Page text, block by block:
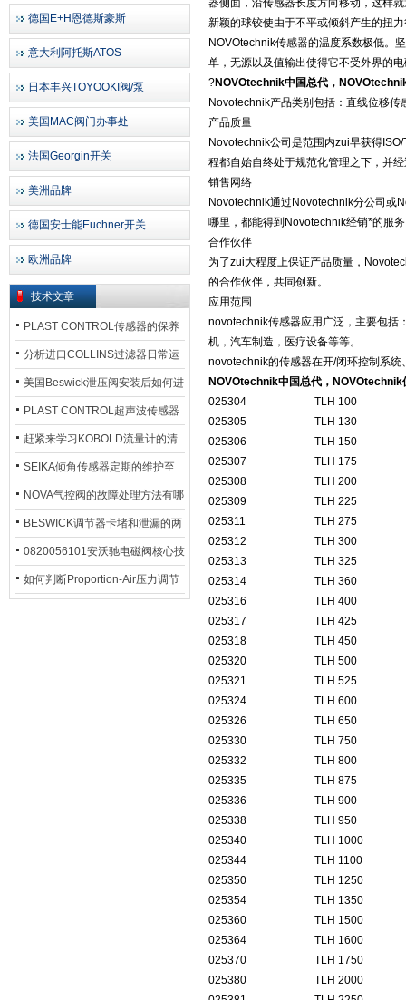
德国E+H恩德斯豪斯
意大利阿托斯ATOS
日本丰兴TOYOOKI阀/泵
美国MAC阀门办事处
法国Georgin开关
美洲品牌
德国安士能Euchner开关
欧洲品牌
技术文章
PLAST CONTROL传感器的保养
方法
分析进口COLLINS过滤器日常运
行排污步骤
美国Beswick泄压阀安装后如何进
行调试?
PLAST CONTROL超声波传感器
工作原理了解吗？
赶紧来学习KOBOLD流量计的清
洗流程吧
SEIKA倾角传感器定期的维护至
关重要
NOVA气控阀的故障处理方法有哪
些？
BESWICK调节器卡堵和泄漏的两
大问题解决措施
0820056101安沃驰电磁阀核心技
术参数
如何判断Proportion-Air压力调节
器侧面，沿传感器长度方向移动，这样
新颖的球铰使由于不平或倾斜产生的扭
NOVOtechnik传感器的温度系数极低。
单，无源以及值输出使得它不受外界的
?NOVOtechnik中国总代，
Novotechnik产品类别包括：直线位移
产品质量
Novotechnik公司是范围内zui早获得
程都自始自终处于规范化管理之下，并
销售网络
Novotechnik通过Novotechnik分公司或
哪里，都能得到Novotechnik经销*的服
合作伙伴
为了zui大程度上保证产品质量，
的合作伙伴，共同创新。
应用范围
novotechnik传感器应用广泛，主要包括
机，汽车制造，医疗设备等等。
novotechnik的传感器在开/闭环控制系
NOVOtechnik中国总代，NOVOtechnik
025304
TLH 100
025305
TLH 130
025306
TLH 150
025307
TLH 175
025308
TLH 200
025309
TLH 225
025311
TLH 275
025312
TLH 300
025313
TLH 325
025314
TLH 360
025316
TLH 400
025317
TLH 425
025318
TLH 450
025320
TLH 500
025321
TLH 525
025324
TLH 600
025326
TLH 650
025330
TLH 750
025332
TLH 800
025335
TLH 875
025336
TLH 900
025338
TLH 950
025340
TLH 1000
025344
TLH 1100
025350
TLH 1250
025354
TLH 1350
025360
TLH 1500
025364
TLH 1600
025370
TLH 1750
025380
TLH 2000